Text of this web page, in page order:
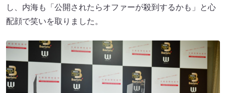
し、内海も「公開されたらオファーが殺到するかも」と心
配顔で笑いを取りました。